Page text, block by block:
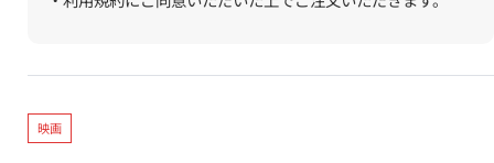
映画